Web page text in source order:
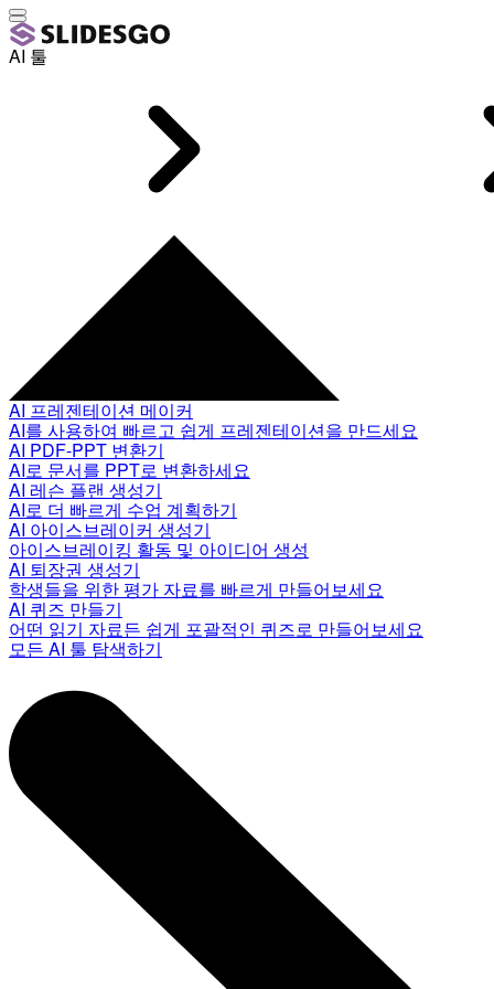
AI 툴
AI 프레젠테이션 메이커
AI를 사용하여 빠르고 쉽게 프레젠테이션을 만드세요
AI PDF-PPT 변환기
AI로 문서를 PPT로 변환하세요
AI 레슨 플랜 생성기
AI로 더 빠르게 수업 계획하기
AI 아이스브레이커 생성기
아이스브레이킹 활동 및 아이디어 생성
AI 퇴장권 생성기
학생들을 위한 평가 자료를 빠르게 만들어보세요
AI 퀴즈 만들기
어떤 읽기 자료든 쉽게 포괄적인 퀴즈로 만들어보세요
모든 AI 툴 탐색하기